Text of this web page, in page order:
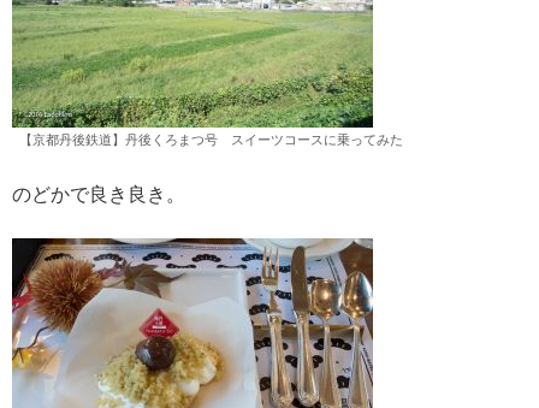
【京都丹後鉄道】丹後くろまつ号 スイーツコースに乗ってみた
のどかで良き良き。